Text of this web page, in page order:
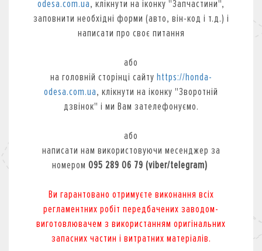
odesa.com.ua, клікнути на іконку "Запчастини",
заповнити необхідні форми (авто, він-код і т.д.) і
написати про своє питання
або
на головній сторінці сайту https://honda-
odesa.com.ua, клікнути на іконку "Зворотній
дзвінок" і ми Вам зателефонуємо.
або
написати нам використовуючи месенджер за
номером 095 289 06 79 (viber/telegram)
Ви гарантовано отримуєте виконання всіх
регламентних робіт передбачених заводом-
виготовлювачем з використанням оригінальних
запасних частин і витратних матеріалів.